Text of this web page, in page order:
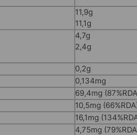
11,9g
11,1g
4,7g
2,4g
0,2g
0,134mg
69,4mg
10,5mg
16,1mg
4,75mg